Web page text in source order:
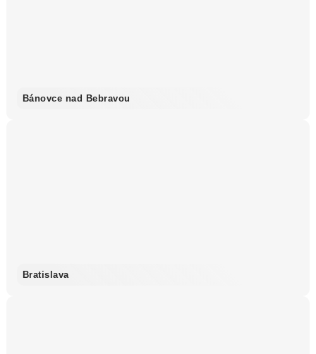
Bánovce nad Bebravou
Bratislava